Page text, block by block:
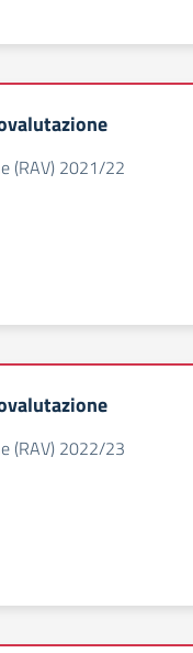
(RAV) 2021/22
(RAV) 2022/23